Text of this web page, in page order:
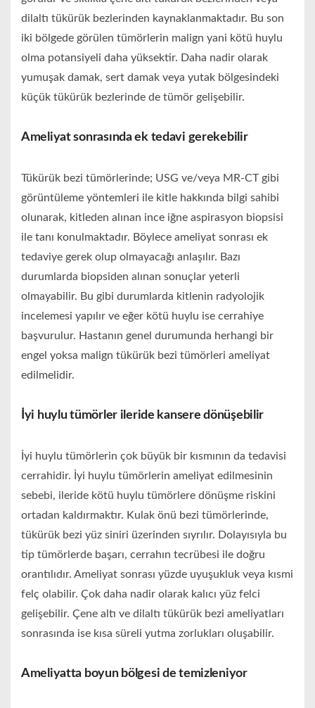
dilaltı tükürük bezlerinden kaynaklanmaktadır. Bu son
iki bölgede görülen tümörlerin malign yani kötü huylu
olma potansiyeli daha yüksektir. Daha nadir olarak
yumuşak damak, sert damak veya yutak bölgesindeki
küçük tükürük bezlerinde de tümör gelişebilir.
Ameliyat sonrasında ek tedavi gerekebilir
Tükürük bezi tümörlerinde; USG ve/veya MR-CT gibi
görüntüleme yöntemleri ile kitle hakkında bilgi sahibi
olunarak, kitleden alınan ince iğne aspirasyon biopsisi
ile tanı konulmaktadır. Böylece ameliyat sonrası ek
tedaviye gerek olup olmayacağı anlaşılır. Bazı
durumlarda biopsiden alınan sonuçlar yeterli
olmayabilir. Bu gibi durumlarda kitlenin radyolojik
incelemesi yapılır ve eğer kötü huylu ise cerrahiye
başvurulur. Hastanın genel durumunda herhangi bir
engel yoksa malign tükürük bezi tümörleri ameliyat
edilmelidir.
İyi huylu tümörler ileride kansere dönüşebilir
İyi huylu tümörlerin çok büyük bir kısmının da tedavisi
cerrahidir. İyi huylu tümörlerin ameliyat edilmesinin
sebebi, ileride kötü huylu tümörlere dönüşme riskini
ortadan kaldırmaktır. Kulak önü bezi tümörlerinde,
tükürük bezi yüz siniri üzerinden sıyrılır. Dolayısıyla bu
tip tümörlerde başarı, cerrahın tecrübesi ile doğru
orantılıdır. Ameliyat sonrası yüzde uyuşukluk veya kısmi
felç olabilir. Çok daha nadir olarak kalıcı yüz felci
gelişebilir. Çene altı ve dilaltı tükürük bezi ameliyatları
sonrasında ise kısa süreli yutma zorlukları oluşabilir.
Ameliyatta boyun bölgesi de temizleniyor